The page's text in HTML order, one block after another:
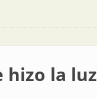
hizo la luz